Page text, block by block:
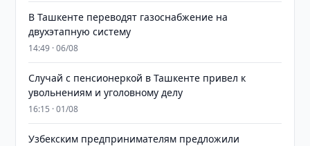
В Ташкенте переводят газоснабжение на
двухэтапную систему
14:49 · 06/08
Случай с пенсионеркой в Ташкенте привел к
увольнениям и уголовному делу
16:15 · 01/08
Узбекским предпринимателям предложили